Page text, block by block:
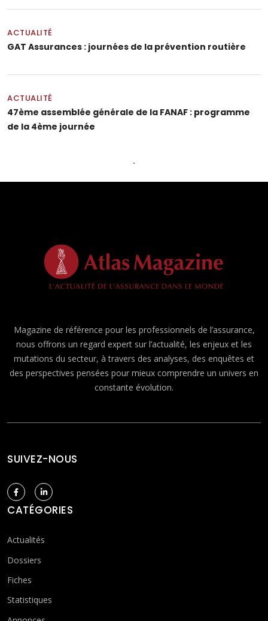
ACTUALITÉ
GAT Assurances : journées de la prévention routière
ACTUALITÉ
47ème assemblée générale de la FANAF : programme
de la 4ème journée
Magazine de référence pour les professionnels de l’assurance,
nous offrons un regard expert sur l’actualité, les enjeux et les
mutations du secteur, à travers des analyses, des enquêtes et
des perspectives pensées pour mieux comprendre un univers en
constante évolution.
SUIVEZ-NOUS
CATÉGORIES
Actualités
Dossiers
Fiches
Statistiques